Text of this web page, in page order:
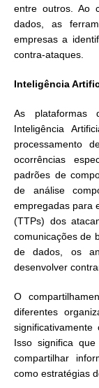
entre outros. Ao
dados, as
empresas a
contra-ataques.
Inteligência
As plataformas
Inteligência
processamento
ocorrências
padrões de
de análise
empregadas para
(TTPs) dos
comunicações de
de dados, os
desenvolver
O
diferentes
Isso significa
compartilhar
como estratégias